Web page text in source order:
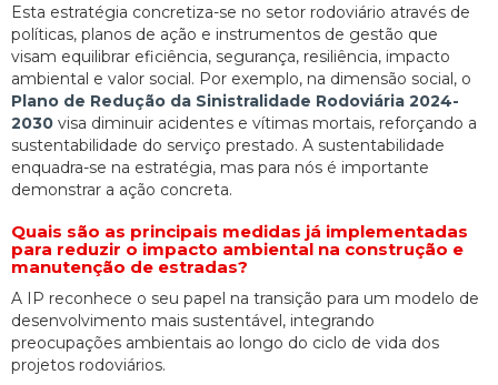
Esta estratégia concretiza-se no setor rodoviário através de
políticas, planos de ação e instrumentos de gestão que
visam equilibrar eficiência, segurança, resiliência, impacto
ambiental e valor social. Por exemplo, na dimensão social, o
Plano de Redução da Sinistralidade Rodoviária 2024-
2030 visa diminuir acidentes e vítimas mortais, reforçando a
sustentabilidade do serviço prestado. A sustentabilidade
enquadra-se na estratégia, mas para nós é importante
demonstrar a ação concreta.
Quais são as principais medidas já implementadas
para reduzir o impacto ambiental na construção e
manutenção de estradas?
A IP reconhece o seu papel na transição para um modelo de
desenvolvimento mais sustentável, integrando
preocupações ambientais ao longo do ciclo de vida dos
projetos rodoviários.